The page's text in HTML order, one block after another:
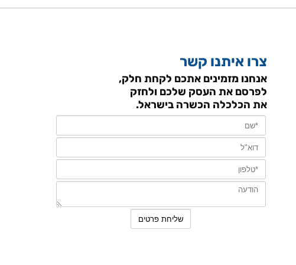
צרו איתנו קשר
אנחנו מזמינים אתכם לקחת חלק,
לפרסם את העסק שלכם ולחזק
את הכלכלה הכשרה בישראל.